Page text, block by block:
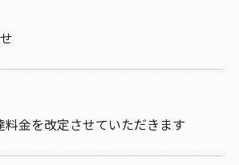
料金を改定させていただきます